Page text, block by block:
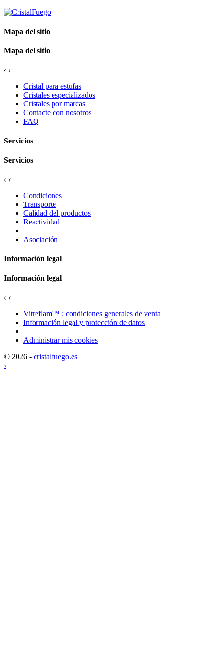
Mapa del sitio
Mapa del sitio
‹ ‹
Cristal para estufas
Cristales especializados
Cristales por marcas
Contacte con nosotros
FAQ
Servicios
Servicios
‹ ‹
Condiciones
Transporte
Calidad del productos
Reactividad
Asociación
Información legal
Información legal
‹ ‹
Vitreflam™ : condiciones generales de venta
Información legal y protección de datos
Administrar mis cookies
© 2026 - cristalfuego.es
‹